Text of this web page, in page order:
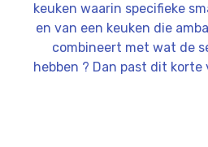
keuken waarin specifieke
en van een keuken die
combineert met wat de
hebben ? Dan past dit